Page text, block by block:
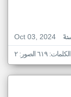
Oct 03, 2024
٦١٩ الصور: ٢